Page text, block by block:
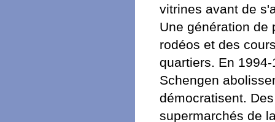
vitrines avant de
Une génération de
rodéos et des
quartiers. En
Schengen
démocratisent.
supermarchés de